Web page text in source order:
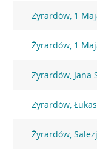
Żyrardów, 1
Żyrardów, 1
Żyrardów, Jana
Żyrardów,
Żyrardów,